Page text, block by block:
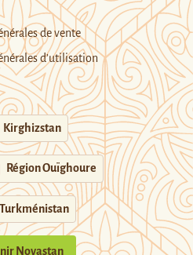
de vente
d’utilisation
Kirghizstan
Région Ouïghoure
Turkménistan
Novastan